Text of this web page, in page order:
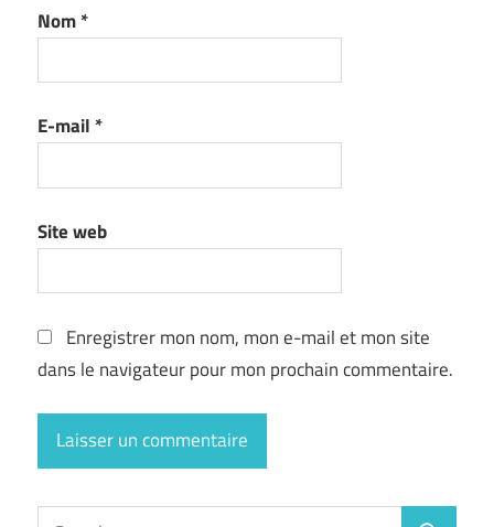
Nom*
E-mail *
Site web
Enregistrer mon nom, mon e-mail et mon site
dans le navigateur pour mon prochain commentaire.
Search